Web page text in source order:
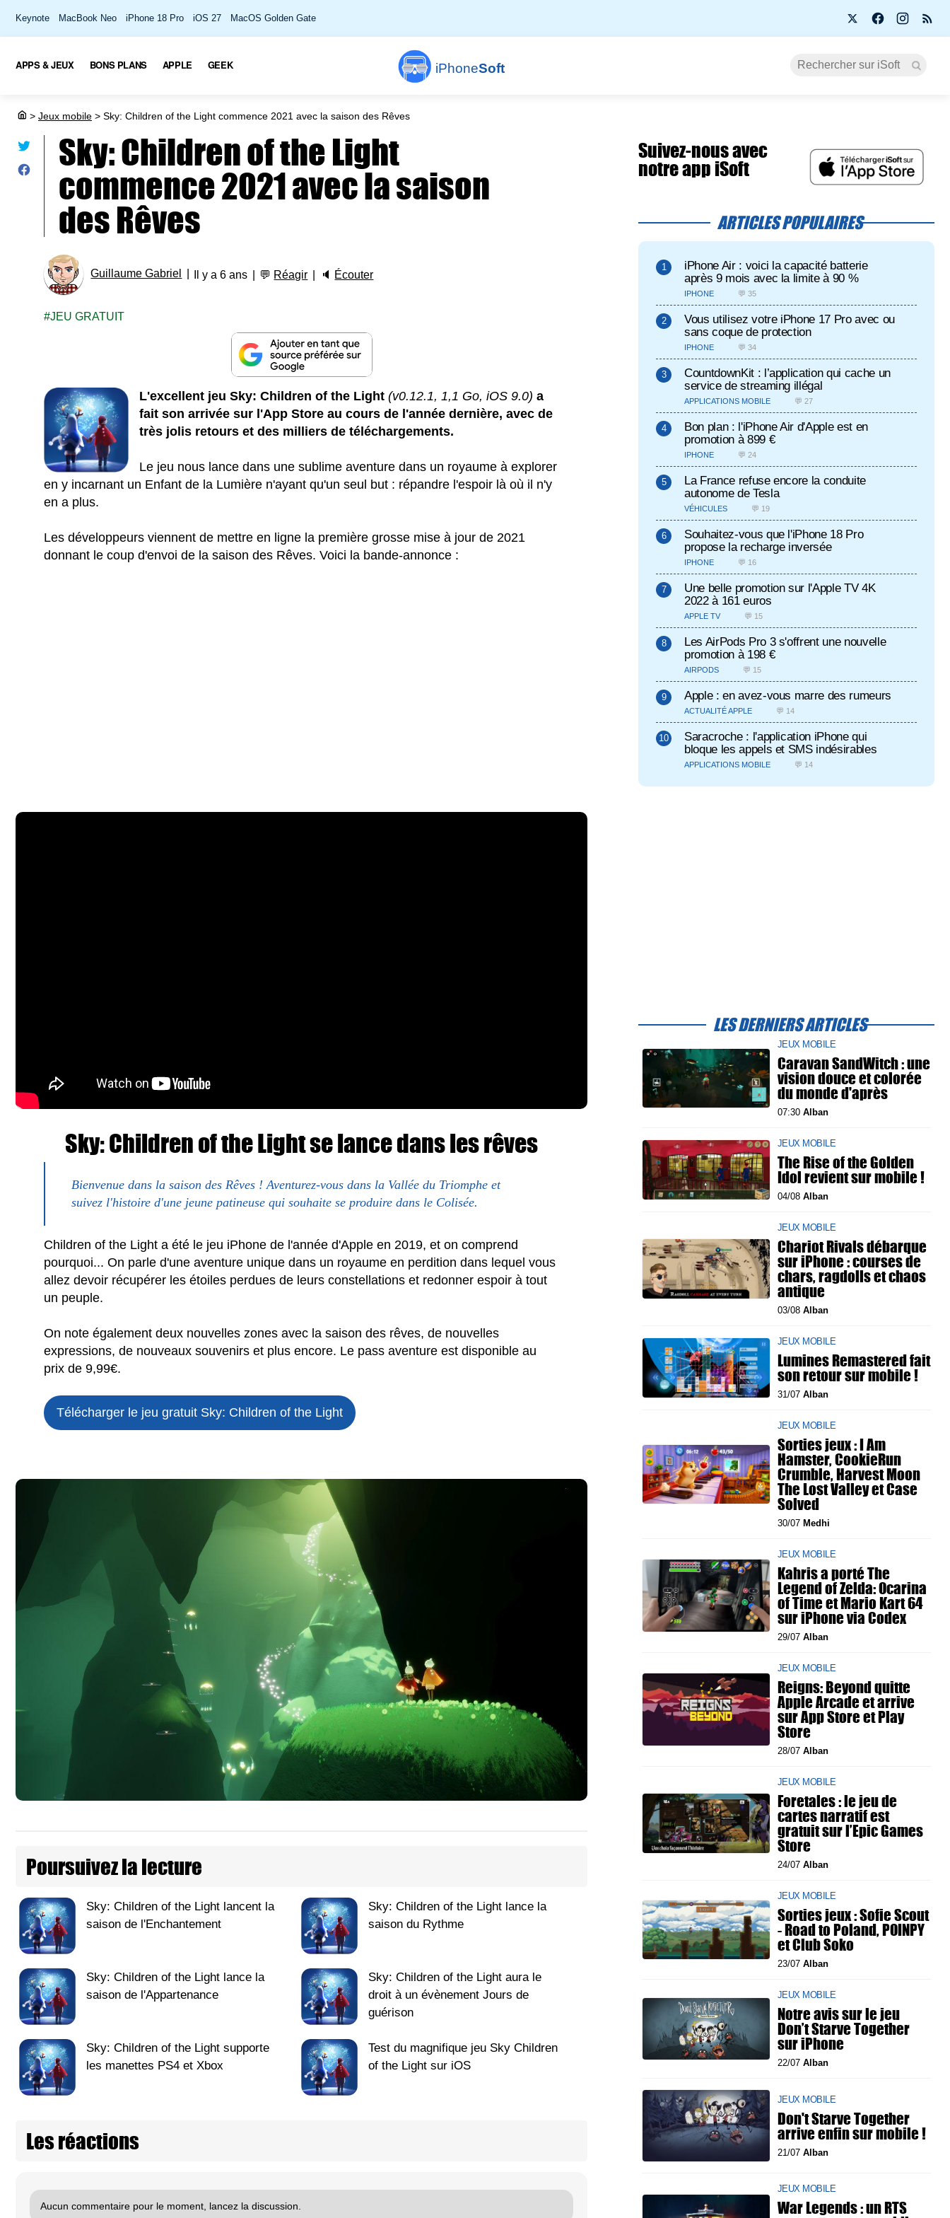
Keynote MacBook Neo iPhone 18 Pro iOS 27 MacOS Golden Gate
iPhoneSoft
APPS & JEUX BONS PLANS APPLE GEEK
> Jeux mobile > Sky: Children of the Light commence 2021 avec la saison des Rêves
Sky: Children of the Light
commence 2021 avec la saison
des Rêves
Guillaume Gabriel Il y a 6 ans 💬 Réagir 🔈 Écouter
JEU GRATUIT
L'excellent jeu Sky: Children of the Light (v0.12.1, 1,1 Go, iOS 9.0)a
fait son arrivée sur l'App Store au cours de l'année dernière, avec de
très jolis retours et des milliers de téléchargements.
Le jeu nous lance dans une sublime aventure dans un royaume à explorer
en y incarnant un Enfant de la Lumière n'ayant qu'un seul but : répandre l'espoir là où il n'y
en a plus.
Les développeurs viennent de mettre en ligne la première grosse mise à jour de 2021
donnant le coup d'envoi de la saison des Rêves. Voici la bande-annonce :
Sky: Children of the Light se lance dans les rêves
Bienvenue dans la saison des Rêves ! Aventurez-vous dans la Vallée du Triomphe et
suivez l'histoire d'une jeune patineuse qui souhaite se produire dans le Colisée.
Children of the Light a été le jeu iPhone de l'année d'Apple en 2019, et on comprend
pourquoi... On parle d'une aventure unique dans un royaume en perdition dans lequel vous
allez devoir récupérer les étoiles perdues de leurs constellations et redonner espoir à tout
un peuple.
On note également deux nouvelles zones avec la saison des rêves, de nouvelles
expressions, de nouveaux souvenirs et plus encore. Le pass aventure est disponible au
prix de 9,99€.
Télécharger le jeu gratuit Sky: Children of the Light
Poursuivez la lecture
Sky: Children of the Light lancent la
saison de l'Enchantement
Sky: Children of the Light lance la
saison du Rythme
Sky: Children of the Light lance la
saison de l'Appartenance
Sky: Children of the Light aura le
droit à un évènement Jours de
guérison
Sky: Children of the Light supporte
les manettes PS4 et Xbox
Test du magnifique jeu Sky Children
of the Light sur iOS
Les réactions
Aucun commentaire pour le moment, lancez la discussion.
Suivez-nous avec
notre app iSoft
ARTICLES POPULAIRES
iPhone Air : voici la capacité batterie
après 9 mois avec la limite à 90 %
IPHONE 💬 35
Vous utilisez votre iPhone 17 Pro avec ou
sans coque de protection
IPHONE 💬 34
CountdownKit : l’application qui cache un
service de streaming illégal
APPLICATIONS MOBILE 💬 27
Bon plan : l'iPhone Air d'Apple est en
promotion à 899 €
IPHONE 💬 24
La France refuse encore la conduite
autonome de Tesla
VÉHICULES 💬 19
Souhaitez-vous que l'iPhone 18 Pro
propose la recharge inversée
IPHONE 💬 16
Une belle promotion sur l'Apple TV 4K
2022 à 161 euros
APPLE TV 💬 15
Les AirPods Pro 3 s'offrent une nouvelle
promotion à 198 €
AIRPODS 💬 15
Apple : en avez-vous marre des rumeurs
ACTUALITÉ APPLE 💬 14
Saracroche : l'application iPhone qui
bloque les appels et SMS indésirables
APPLICATIONS MOBILE 💬 14
LES DERNIERS ARTICLES
JEUX MOBILE
Caravan SandWitch : une
vision douce et colorée
du monde d'après
07:30 Alban
JEUX MOBILE
The Rise of the Golden
Idol revient sur mobile !
04/08 Alban
JEUX MOBILE
Chariot Rivals débarque
sur iPhone : courses de
chars, ragdolls et chaos
antique
03/08 Alban
JEUX MOBILE
Lumines Remastered fait
son retour sur mobile !
31/07 Alban
JEUX MOBILE
Sorties jeux : I Am
Hamster, CookieRun
Crumble, Harvest Moon
The Lost Valley et Case
Solved
30/07 Medhi
JEUX MOBILE
Kahris a porté The
Legend of Zelda: Ocarina
of Time et Mario Kart 64
sur iPhone via Codex
29/07 Alban
JEUX MOBILE
Reigns: Beyond quitte
Apple Arcade et arrive
sur App Store et Play
Store
28/07 Alban
JEUX MOBILE
Foretales : le jeu de
cartes narratif est
gratuit sur l’Epic Games
Store
24/07 Alban
JEUX MOBILE
Sorties jeux : Sofie Scout
- Road to Poland, POINPY
et Club Soko
23/07 Alban
JEUX MOBILE
Notre avis sur le jeu
Don’t Starve Together
sur iPhone
22/07 Alban
JEUX MOBILE
Don't Starve Together
arrive enfin sur mobile !
21/07 Alban
JEUX MOBILE
War Legends : un RTS